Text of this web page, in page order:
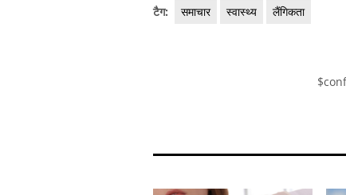
टैग: समाचार स्वास्थ्य लैंगिकता